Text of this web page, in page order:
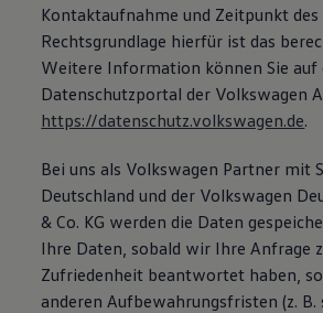
Kontaktaufnahme und Zeitpunkt des
Rechtsgrundlage hierfür ist das
Weitere Information können Sie auf
Datenschutzportal der Volkswagen
https://datenschutz.volkswagen.de.
Bei uns als Volkswagen Partner mit
Deutschland und der Volkswagen
& Co. KG werden die Daten
Ihre Daten, sobald wir Ihre Anfrage
Zufriedenheit beantwortet haben,
anderen Aufbewahrungsfristen (z. B.